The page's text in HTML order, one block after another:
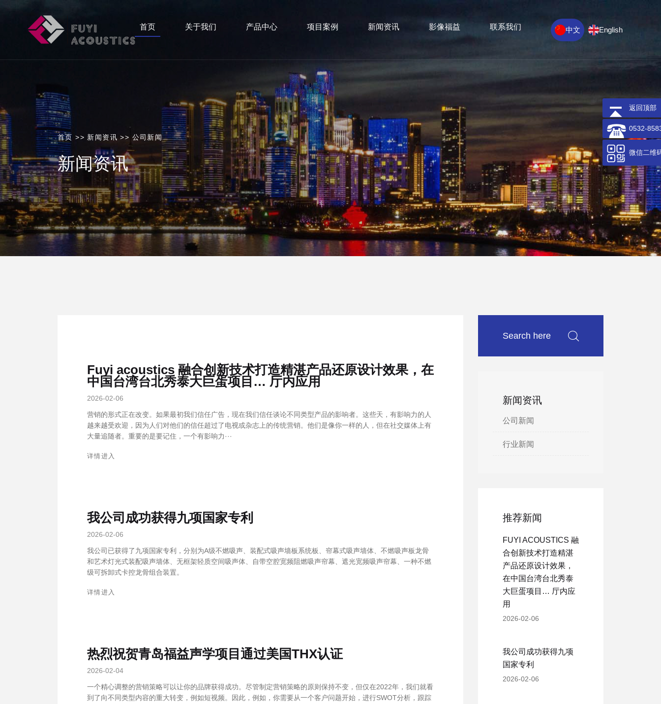
首页 关于我们 产品中心 项目案例 新闻资讯 影像福益 联系我们 中文 English
首页 >> 新闻资讯 >> 公司新闻
新闻资讯
Fuyi acoustics 融合创新技术打造精湛产品还原设计效果，在
中国台湾台北秀泰大巨蛋项目… 厅内应用
2026-02-06
营销的形式正在改变。如果最初我们信任广告，现在我们信任谈论不同类型产品的影响者。这些天，有影响力的人
越来越受欢迎，因为人们对他们的信任超过了电视或杂志上的传统营销。他们是像你一样的人，但在社交媒体上有
大量追随者。重要的是要记住，一个有影响力···
详情进入
我公司成功获得九项国家专利
2026-02-06
我公司已获得了九项国家专利，分别为A级不燃吸声、装配式吸声墙板系统板、帘幕式吸声墙体、不燃吸声板龙骨
和艺术灯光式装配吸声墙体、无框架轻质空间吸声体、自带空腔宽频阻燃吸声帘幕、遮光宽频吸声帘幕、一种不燃
级可拆卸式卡控龙骨组合装置。
详情进入
热烈祝贺青岛福益声学项目通过美国THX认证
2026-02-04
一个精心调整的营销策略可以让你的品牌获得成功。尽管制定营销策略的原则保持不变，但仅在2022年，我们就看
到了向不同类型内容的重大转变，例如短视频。因此，例如，你需要从一个客户问题开始，进行SWOT分析，跟踪
新闻资讯
公司新闻
行业新闻
推荐新闻
FUYI ACOUSTICS 融
合创新技术打造精湛
产品还原设计效果，
在中国台湾台北秀泰
大巨蛋项目… 厅内应
用
2026-02-06
我公司成功获得九项
国家专利
2026-02-06
返回顶部
0532-
微信二维